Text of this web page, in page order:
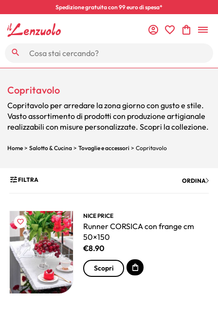
Spedizione gratuita con 99 euro di spesa*
Copritavolo
Copritavolo per arredare la zona giorno con gusto e stile.
Vasto assortimento di prodotti con produzione artigianale
realizzabili con misure personalizzate. Scopri la collezione.
Home > Salotto & Cucina > Tovaglie e accessori > Copritavolo
FILTRA ORDINA
NICE PRICE
Runner CORSICA con frange cm
50×150
€8.90
Scopri